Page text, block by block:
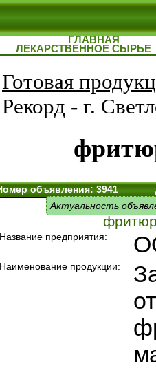
ГЛАВНАЯ
ЛЕКАРСТВЕННОЕ СЫРЬЕ
Готовая
Рекорд - г.
объявления: 3941
Актуальность
Название предприятия:
Наименование продукции: